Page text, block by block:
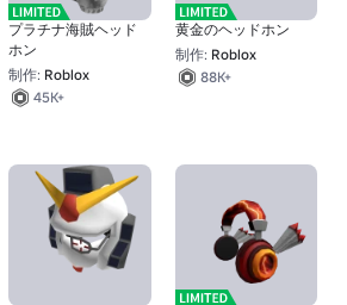
プラチナ海賊ヘッド
ホン
制作: Roblox
45K+
黄金のヘッドホン
制作: Roblox
88K+